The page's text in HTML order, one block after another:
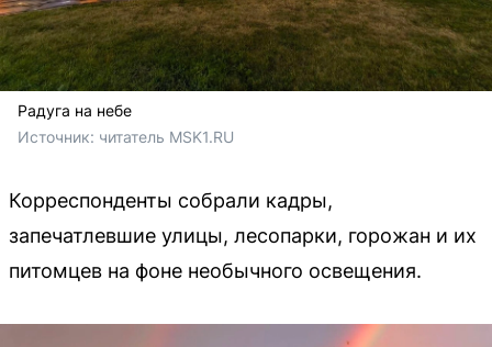
Радуга на небе
Источник: читатель MSK1.RU
Корреспонденты собрали кадры,
запечатлевшие улицы, лесопарки, горожан и их
питомцев на фоне необычного освещения.